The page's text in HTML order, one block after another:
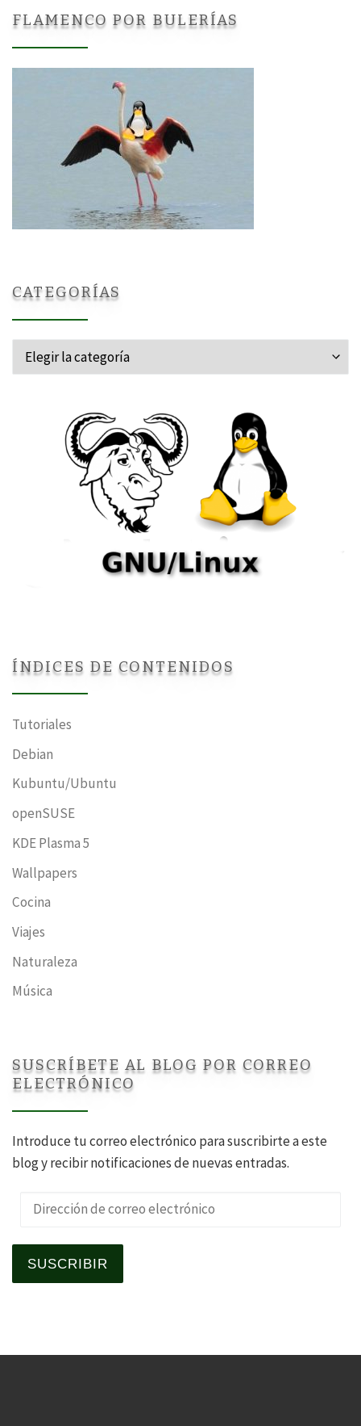
FLAMENCO POR BULERÍAS
CATEGORÍAS
Categorías
ÍNDICES DE CONTENIDOS
Tutoriales
Debian
Kubuntu/Ubuntu
openSUSE
KDE Plasma 5
Wallpapers
Cocina
Viajes
Naturaleza
Música
SUSCRÍBETE AL BLOG POR CORREO
ELECTRÓNICO
Introduce tu correo electrónico para suscribirte a este
blog y recibir notificaciones de nuevas entradas.
Dirección de correo electrónico
SUSCRIBIR